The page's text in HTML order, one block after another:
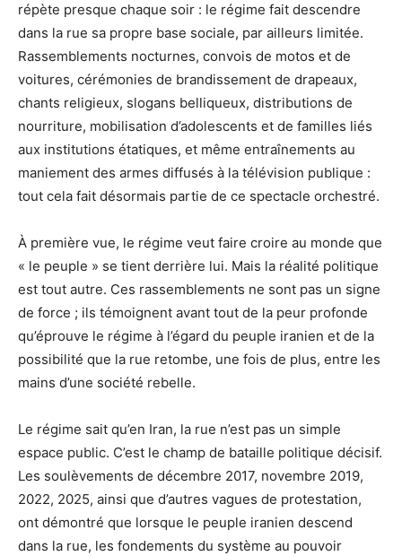
répète presque chaque soir : le régime fait descendre
dans la rue sa propre base sociale, par ailleurs limitée.
Rassemblements nocturnes, convois de motos et de
voitures, cérémonies de brandissement de drapeaux,
chants religieux, slogans belliqueux, distributions de
nourriture, mobilisation d’adolescents et de familles liés
aux institutions étatiques, et même entraînements au
maniement des armes diffusés à la télévision publique :
tout cela fait désormais partie de ce spectacle orchestré.
À première vue, le régime veut faire croire au monde que
« le peuple » se tient derrière lui. Mais la réalité politique
est tout autre. Ces rassemblements ne sont pas un signe
de force ; ils témoignent avant tout de la peur profonde
qu’éprouve le régime à l’égard du peuple iranien et de la
possibilité que la rue retombe, une fois de plus, entre les
mains d’une société rebelle.
Le régime sait qu’en Iran, la rue n’est pas un simple
espace public. C’est le champ de bataille politique décisif.
Les soulèvements de décembre 2017, novembre 2019,
2022, 2025, ainsi que d’autres vagues de protestation,
ont démontré que lorsque le peuple iranien descend
dans la rue, les fondements du système au pouvoir